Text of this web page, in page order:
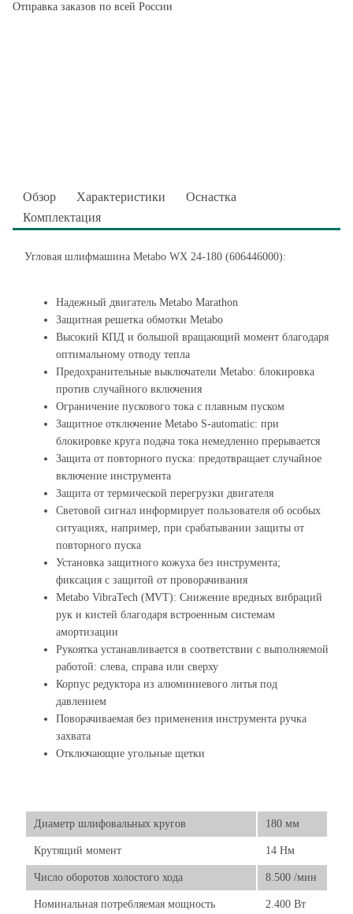
Отправка заказов по всей России
Обзор Характеристики
Оснастка
Комплектация
Угловая шлифмашина Metabo WX 24-180 (606446000):
Надежный двигатель Metabo Marathon
Защитная решетка обмотки Metabo
Высокий КПД и большой вращающий момент благодаря
оптимальному отводу тепла
Предохранительные выключатели Metabo: блокировка
против случайного включения
Ограничение пускового тока с плавным пуском
Защитное отключение Metabo S-automatic: при
блокировке круга подача тока немедленно прерывается
Защита от повторного пуска: предотвращает случайное
включение инструмента
Защита от термической перегрузки двигателя
Световой сигнал информирует пользователя об особых
ситуациях, например, при срабатывании защиты от
повторного пуска
Установка защитного кожуха без инструмента;
фиксация с защитой от проворачивания
Metabo VibraTech (MVT): Снижение вредных вибраций
рук и кистей благодаря встроенным системам
амортизации
Рукоятка устанавливается в соответствии с выполняемой
работой: слева, справа или сверху
Корпус редуктора из алюминиевого литья под
давлением
Поворачиваемая без применения инструмента ручка
захвата
Отключающие угольные щетки
Диаметр шлифовальных кругов 180 мм
Крутящий момент 14 Нм
Число оборотов холостого хода 8.500 /мин
Номинальная потребляемая мощность 2.400 Вт